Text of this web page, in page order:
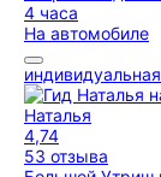
4 часа
На автомобиле
индивидуальная
Наталья
4,74
53 отзыва